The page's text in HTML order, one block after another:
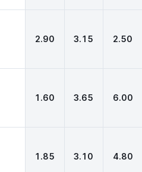
2.90 3.15 2.50
1.60 3.65 6.00
1.85 3.10 4.80